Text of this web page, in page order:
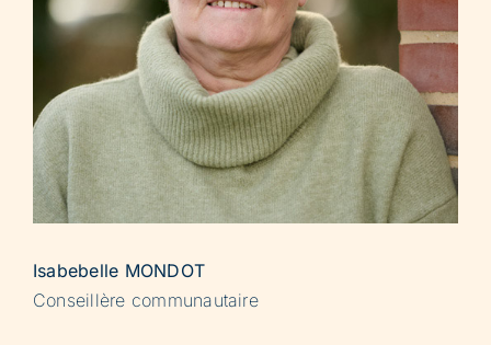
Isabebelle MONDOT
Conseillère communautaire